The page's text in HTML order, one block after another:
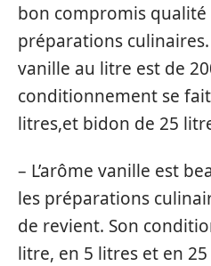
bon compromis
préparations
vanille au litre est de
conditionnement se
litres,et bidon de 25
– L’arôme vanille est
les préparations
de revient. Son
litre, en 5 litres et en